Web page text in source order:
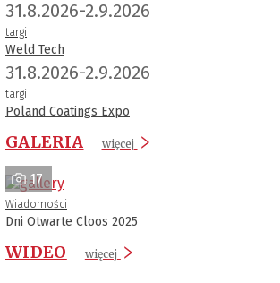
31.8.2026-2.9.2026
targi
Weld Tech
31.8.2026-2.9.2026
targi
Poland Coatings Expo
GALERIA więcej
17
Wiadomości
Dni Otwarte Cloos 2025
WIDEO więcej